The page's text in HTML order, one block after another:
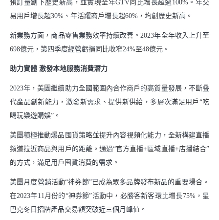
預訂量創下歷史新高，並實現全年GTV同比增長超過100%。年交
易用戶增長超30%、年活躍商戶增長超60%，均創歷史新高。
新業務方面，商品零售業務效率持續改善。2023年全年收入上升至
698億元，第四季度經營虧損同比收窄24%至48億元。
助力實體 激發本地服務消費潛力
2023年，美團繼續助力全國範圍內合作商戶的高質量發展，不斷叠
代產品創新能力，激發新需求、提供新供給，多層次滿足用戶“吃
喝玩樂遊購娛”。
美團積極推動爆品囤貨策略並提升內容視頻化能力，全新構建直播
頻道拉近商品與用戶的距離。通過“官方直播+區域直播+店播結合”
的方式，滿足用戶囤貨消費的需求。
美團月度營銷活動“神券節”已成為眾多品牌發布新品的重要場合。
在2023年11月份的“神券節”活動中，必勝客新客環比增長75%，星
巴克冬日招牌產品交易額突破近三個月峰值。